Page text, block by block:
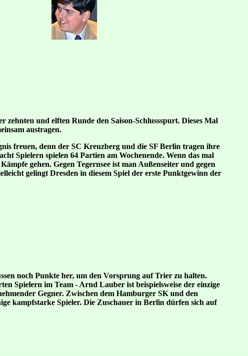
und elften Runde den Saison-Schlussspurt. Dieses Mal
austragen.
freuen, denn der SC Kreuzberg und die SF Berlin tragen ihre
Spielern spielen 64 Partien am Wochenende. Wenn das mal
gehen. Gegen Tegernsee ist man Außenseiter und gegen
gelingt Dresden in diesem Spiel der erste Punktgewinn der
noch Punkte her, um den Vorsprung auf Trier zu halten.
Spielern im Team - Arnd Lauber ist beispielsweise der einzige
Gegner. Zwischen dem Hamburger SK und den
kampfstarke Spieler. Die Zuschauer in Berlin dürfen sich auf